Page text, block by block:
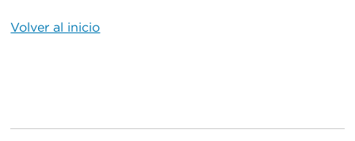
Volver al inicio